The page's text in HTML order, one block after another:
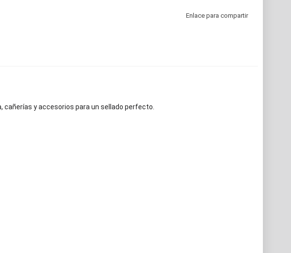
Enlace para compartir
y accesorios para un sellado perfecto.